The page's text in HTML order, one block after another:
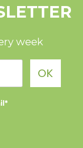
week
OK